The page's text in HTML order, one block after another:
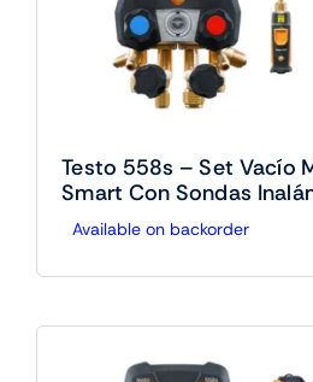
Testo 558s – Set Vacío
Smart Con Sondas
Available on backorder